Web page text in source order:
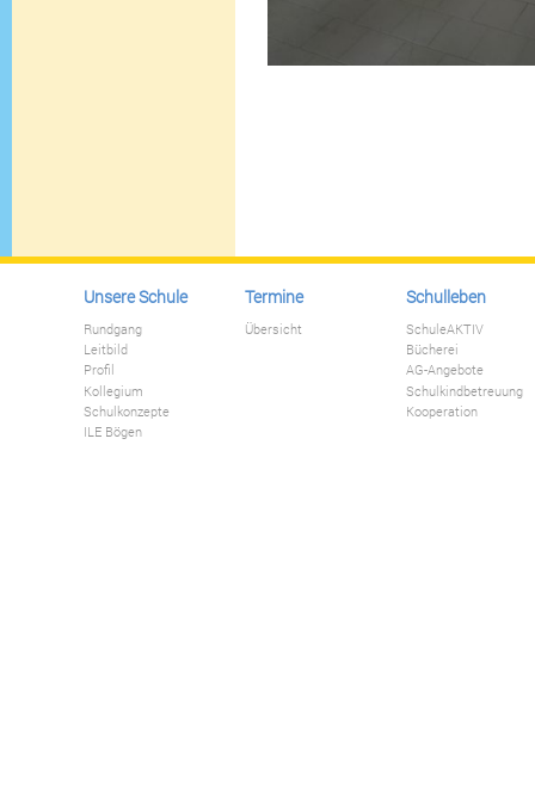
Unsere Schule
Rundgang
Leitbild
Profil
Kollegium
Schulkonzepte
ILE Bögen
Termine
Übersicht
Schulleben
SchuleAKTIV
Bücherei
AG-Angebote
Schulkindbetreuung
Kooperation